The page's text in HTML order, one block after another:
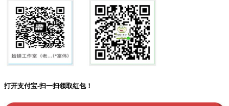
打开支付宝-扫一扫领取红包！